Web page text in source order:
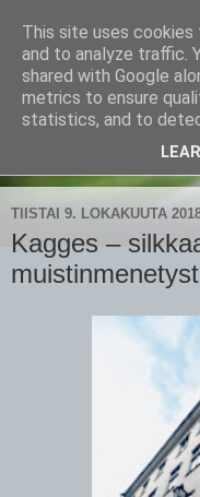
kammen- ja
TIISTAI 9. LOKAKUUTA
Kagges –
This site uses
and to analyze traffic.
shared with Google
metrics to ensure
statistics, and to